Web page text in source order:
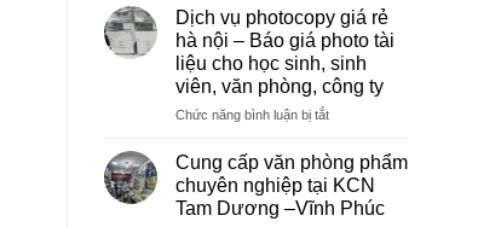
Dịch vụ photocopy giá rẻ
hà nội – Báo giá photo tài
liệu cho học sinh, sinh
viên, văn phòng, công ty
Chức năng bình luận bị tắtở
vụ
photocopy
giá
rẻ
Cung cấp văn phòng phẩm
chuyên nghiệp tại KCN
Tam Dương –Vĩnh Phúc